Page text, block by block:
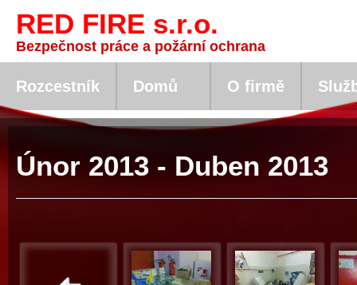
RED FIRE s.r.o.
Bezpečnost práce a požární ochrana
Rozcestník Domů O firmě
Únor 2013 - Duben 2013